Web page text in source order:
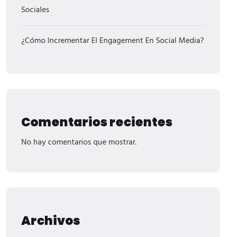
Sociales
¿Cómo Incrementar El Engagement En Social Media?
Comentarios recientes
No hay comentarios que mostrar.
Archivos